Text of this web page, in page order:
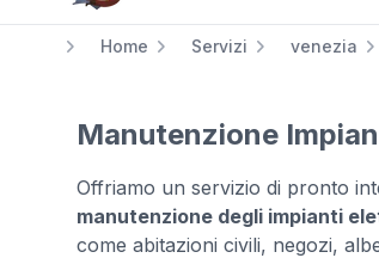
Home Servizi venezia
Manutenzione
Offriamo un servizio di pronto
manutenzione degli impianti
come abitazioni civili, negozi,